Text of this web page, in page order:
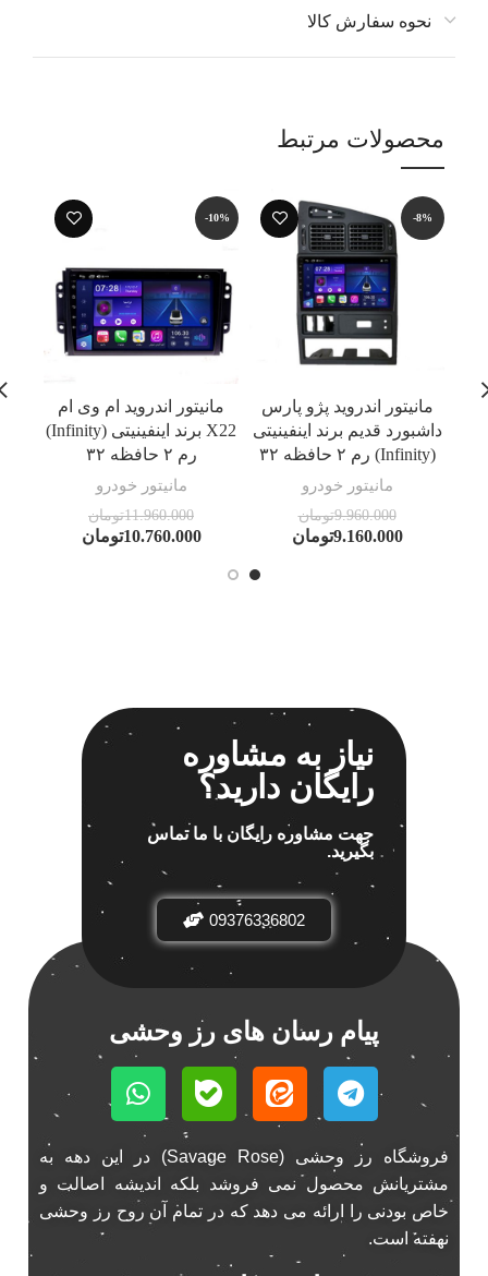
نحوه سفارش کالا
محصولات مرتبط
-8%
مانیتور اندروید پژو پارس
داشبورد قدیم برند اینفینیتی
(Infinity) رم ۲ حافظه ۳۲
مانیتور خودرو
9.960.000تومان
9.160.000تومان
-10%
مانیتور اندروید ام وی ام
X22 برند اینفینیتی (Infinity)
رم ۲ حافظه ۳۲
مانیتور خودرو
11.960.000تومان
10.760.000تومان
نیاز به مشاوره
رایگان دارید؟
جهت مشاوره رایگان با ما تماس
بگیرید.
09376336802
پیام رسان های رز وحشی
فروشگاه رز وحشی (Savage Rose) در این دهه به
مشتریانش محصول نمی فروشد بلکه اندیشه اصالت و
خاص بودنی را ارائه می دهد که در تمام آن روح رز وحشی
نهفته است.